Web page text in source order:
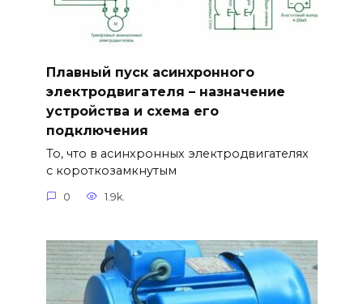
Плавный пуск асинхронного
электродвигателя – назначение
устройства и схема его
подключения
То, что в асинхронных электродвигателях
с короткозамкнутым
0 1.9k.